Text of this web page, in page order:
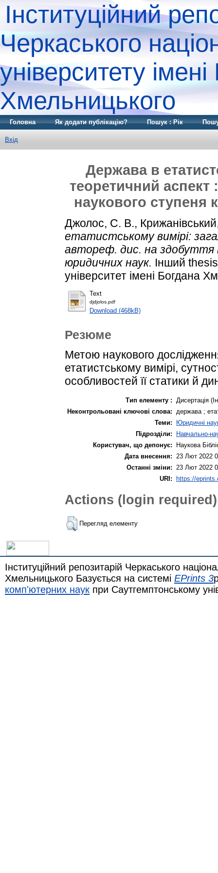
Інституційний
Черкаського
університету
Хмельницького
Головна Як додати публікацію? Пошук : Рік
Вхід
Держава в
теоретичний
наукового ступеня
Джолос, С. В.,
етатистському вимірі:
автореф. дис. на здобуття
юридичних наук. Інший
університет імені Богдана
Text
djdjolos.pdf
Download (468kB)
Резюме
Метою наукового
етатистському вимірі,
особливостей її статики й
Тип елементу :
Дисертація
Неконтрольовані ключові слова:
держава ;
Теми:
Юридичні
Підрозділи:
Навчально-
Користувач, що депонує:
Наукова
Дата внесення:
23 Лют 2022
Останні зміни:
23 Лют 2022
URI: https://
Actions (login required)
Перегляд елементу
Інституційний репозитарій Черкаського
Хмельницького Базується на системі EPrints 3
комп'ютерних наук при Саутгемптонському